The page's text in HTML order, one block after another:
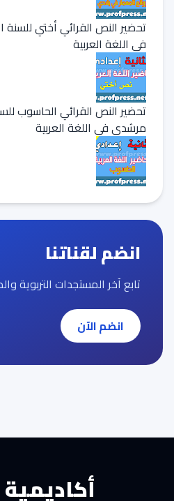
تحضير النص القرائي أختي
في اللغة العربية
تحضير النص القرائي الحاسوب
مرشدي في اللغة العربية
انضم لقناتنا
تابع آخر المستجدات التربوية
انضم الآن
أكاديمية